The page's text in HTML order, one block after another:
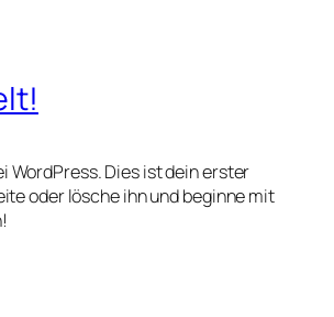
WordPress. Dies ist dein erster
oder lösche ihn und beginne mit